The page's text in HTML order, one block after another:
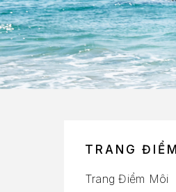
TRANG ĐIỂM
Trang Điểm Môi